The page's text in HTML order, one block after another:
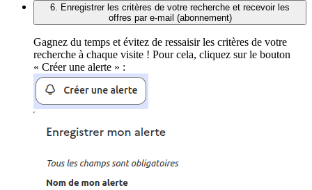
6. Enregistrer les critères de votre recherche et recevoir les
offres par e-mail (abonnement)
Gagnez du temps et évitez de ressaisir les critères de votre
recherche à chaque visite ! Pour cela, cliquez sur le bouton
« Créer une alerte » :